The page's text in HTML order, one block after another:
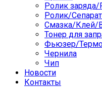
Ролик
Ролик/
Смазка/Клей/
Тонер для
Фьюзер/
Чернила
Чип
Новости
Контакты